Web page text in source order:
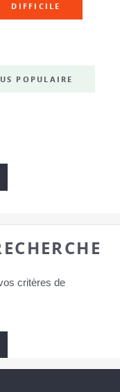
DIFFICILE
POPULAIRE
critères de